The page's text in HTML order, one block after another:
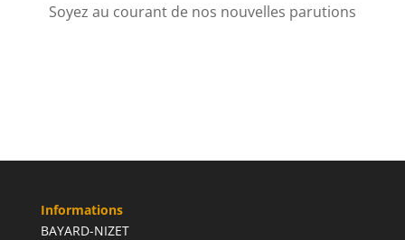
Soyez au courant de nos nouvelles parutions
Informations
BAYARD-NIZET